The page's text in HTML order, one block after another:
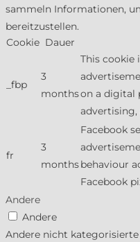
sammeln Informationen,
bereitzustellen.
Cookie Dauer
_fbp
3
months
This cookie
on a digital
fr
3
months
Facebook
behaviour
Facebook
Andere
Andere
Andere nicht